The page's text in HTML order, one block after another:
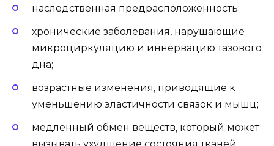
наследственная предрасположенность;
хронические заболевания, нарушающие
микроциркуляцию и иннервацию тазового
дна;
возрастные изменения, приводящие к
уменьшению эластичности связок и мышц;
медленный обмен веществ, который может